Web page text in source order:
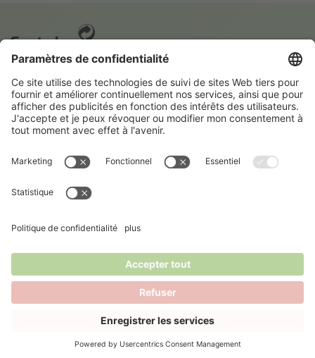
Fost Plus organise la collecte et le recyclage des emballages
ménagers en Belgique. Pour cela, nous comptons aussi sur
vous. Car en triant correctement, vous contribuez à une
Politique des cookies Déclaration de confidentialité